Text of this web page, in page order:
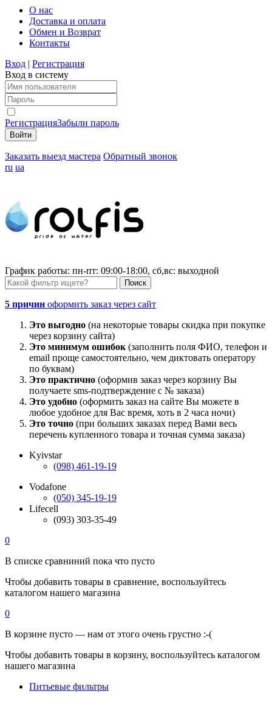
О нас
Доставка и оплата
Обмен и Возврат
Контакты
Вход | Регистрация
Вход в систему
РегистрацияЗабыли пароль
Заказать выезд мастера Обратный звонок
ru ua
График работы: пн-пт: 09:00-18:00, сб,вс: выходной
5 причин оформить заказ через сайт
Это выгодно (на некоторые товары скидка при покупке
через корзину сайта)
Это минимум ошибок (заполнить поля ФИО, телефон и
email проще самостоятельно, чем диктовать оператору
по буквам)
Это практично (оформив заказ через корзину Вы
получаете sms-подтверждение с № заказа)
Это удобно (оформить заказ на сайте Вы можете в
любое удобное для Вас время, хоть в 2 часа ночи)
Это точно (при больших заказах перед Вами весь
перечень купленного товара и точная сумма заказа)
Kyivstar
(098) 461-19-19
Vodafone
(050) 345-19-19
Lifecell
(093) 303-35-49
0
В списке сравниний пока что пусто
Чтобы добавить товары в сравнение, воспользуйтесь
каталогом нашего магазина
0
В корзине пусто — нам от этого очень грустно :-(
Чтобы добавить товары в корзину, воспользуйтесь каталогом
нашего магазина
Питьевые фильтры